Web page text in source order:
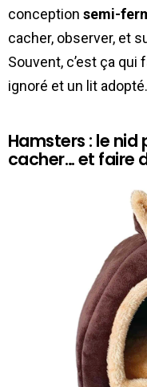
conception semi-
cacher, observer, et
Souvent, c’est ça
ignoré et un lit adopté.
Hamsters : le
cacher… et faire